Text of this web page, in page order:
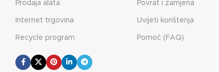
Prodaja alata
Internet trgovina
Recycle program
Povrat i zamjena
Uvijeti korištenja
Pomoć (FAQ)